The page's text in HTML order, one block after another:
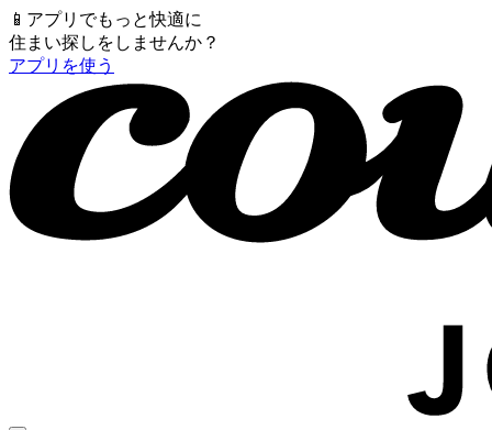
📱 アプリでもっと快適に
住まい探しをしませんか？
アプリを使う